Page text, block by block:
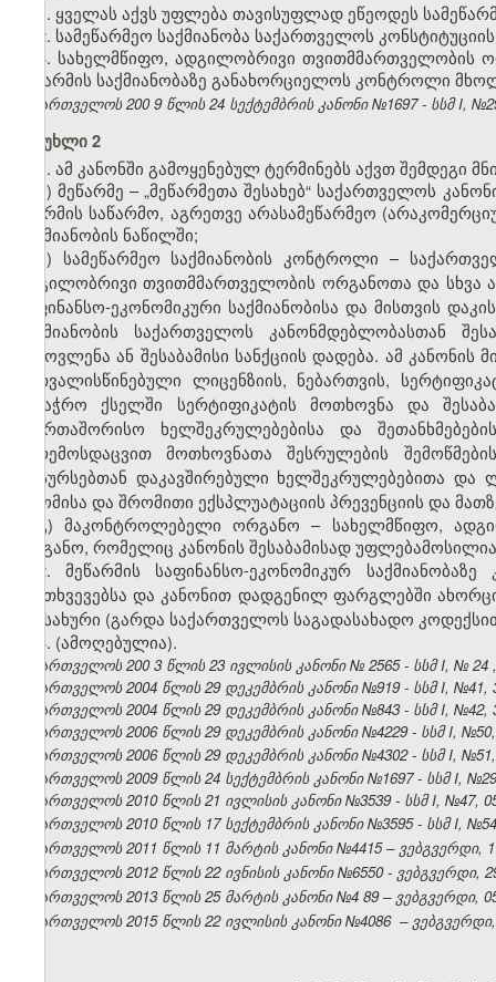
1. ყველას აქვს უფლება თავისუფლად ეწეოდეს
2. სამეწარმეო საქმიანობა საქართველოს
3. სახელმწიფო, ადგილობრივი თვითმმართველობის
მეწარმის საქმიანობაზე განახორციელოს კონტროლი
საქართველოს 200 9 წლის 24 სექტემბრის კანონი №1697 - სსმ I,
მუხლი 2
1. ამ კანონში გამოყენებულ ტერმინებს აქვთ შემდეგი
ა) მეწარმე – „მეწარმეთა შესახებ“ საქართველოს
ფორმის საწარმო, აგრეთვე არასამეწარმეო
საქმიანობის ნაწილში;
ბ) სამეწარმეო საქმიანობის კონტროლი –
ადგილობრივი თვითმმართველობის ორგანოთა და სხვა
საფინანსო-ეკონომიკური საქმიანობისა და მისთვის
საქმიანობის საქართველოს კანონმდებლობასთან
გამოვლენა ან შესაბამისი სანქციის დადება. ამ
გათვალისწინებული ლიცენზიის, ნებართვის,
სავაჭრო ქსელში სერტიფიკატის მოთხოვნა და
საერთაშორისო ხელშეკრულებებისა და
გარემოსდაცვით მოთხოვნათა შესრულების
რესურსებთან დაკავშირებული ხელშეკრულებებითა და
შრომისა და შრომითი ექსპლუატაციის პრევენციის და
გ) მაკონტროლებელი ორგანო – სახელმწიფო,
ორგანო, რომელიც კანონის შესაბამისად
2. მეწარმის საფინანსო-ეკონომიკურ
შემთხვევებსა და კანონით დადგენილ ფარგლებში
სამსახური (გარდა საქართველოს საგადასახადო
3. (ამოღებულია).
საქართველოს 200 3 წლის 23 ივლისის კანონი № 2565 - სსმ I, № 24
საქართველოს 2004 წლის 29 დეკემბრის კანონი №919 - სსმ I, №41,
საქართველოს 2004 წლის 29 დეკემბრის კანონი №843 - სსმ I, №42,
საქართველოს 2006 წლის 29 დეკემბრის კანონი №4229 - სსმ I, №50,
საქართველოს 2006 წლის 29 დეკემბრის კანონი №4302 - სსმ I, №51,
საქართველოს 2009 წლის 24 სექტემბრის კანონი №1697 - სსმ I,
საქართველოს 2010 წლის 21 ივლისის კანონი №3539 - სსმ I, №47,
საქართველოს 2010 წლის 17 სექტემბრის კანონი №3595 - სსმ I,
საქართველოს 2011 წლის 11 მარტის კანონი №4415 – ვებგვერდი,
საქართველოს 2012 წლის 22 ივნისის კანონი №6550 - ვებგვერდი,
საქართველოს 2013 წლის 25 მარტის კანონი №4 89– ვებგვერდი,
საქართველოს 2015 წლის 22 ივლისის კანონი №4086 –